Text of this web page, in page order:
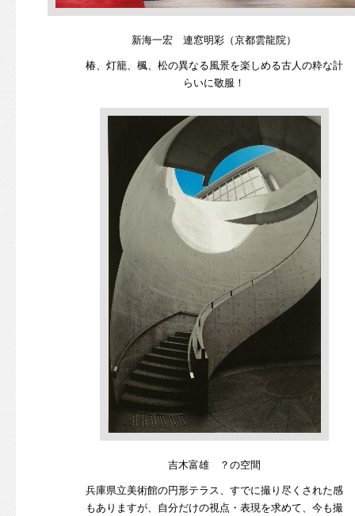
新海一宏 連窓明彩（京都雲龍院）
椿、灯籠、楓、松の異なる風景を楽しめる古人の粋な計
らいに敬服！
吉木富雄 ？の空間
兵庫県立美術館の円形テラス、すでに撮り尽くされた感
もありますが、自分だけの視点・表現を求めて、今も撮